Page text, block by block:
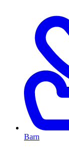
Barn